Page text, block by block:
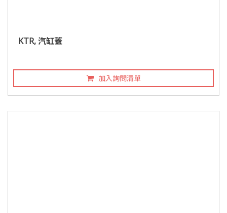
KTR, 汽缸蓋
加入詢問清單